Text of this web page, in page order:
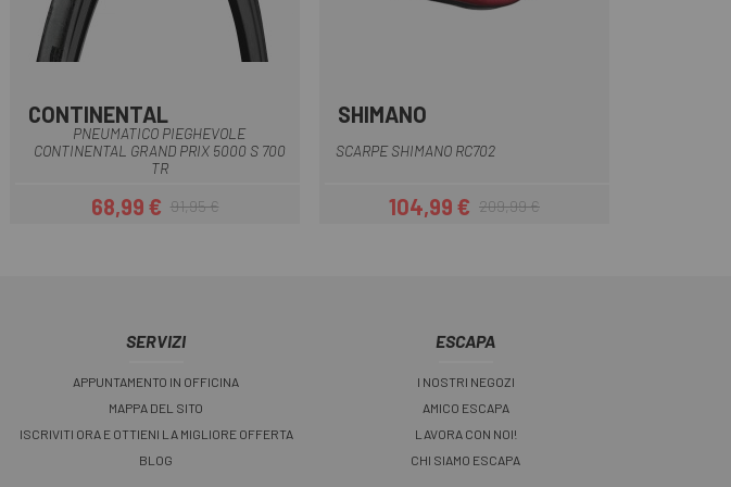
Nero
CONTINENTAL
PNEUMATICO PIEGHEVOLE
CONTINENTAL GRAND PRIX 5000 S 700
TR
Prezzo
68,99 €Prezzo base
91,95 €
Bianco
SHIMANO
SCARPE SHIMANO RC702
Prezzo
104,99 €Prezzo base
209,99 €
SERVIZI
APPUNTAMENTO IN OFFICINA
MAPPA DEL SITO
ISCRIVITI ORA E OTTIENI LA MIGLIORE OFFERTA
BLOG
ESCAPA
I NOSTRI NEGOZI
AMICO ESCAPA
LAVORA CON NOI!
CHI SIAMO ESCAPA